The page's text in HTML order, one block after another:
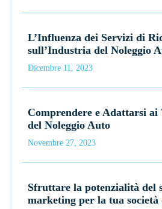
L’Influenza dei Servizi di
sull’Industria del Noleggio
Dicembre 11, 2023
Comprendere e Adattarsi ai
del Noleggio Auto
Novembre 27, 2023
Sfruttare la potenzialità del
marketing per la tua società